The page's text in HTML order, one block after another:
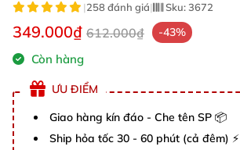
|258 đánh giá| Sku:3672
349.000₫ 612.000₫ -43%
Còn hàng
ƯU ĐIỂM
Giao hàng kín đáo - Che tên SP 📦
Ship hỏa tốc 30 - 60 phút (cả đêm) ⚡